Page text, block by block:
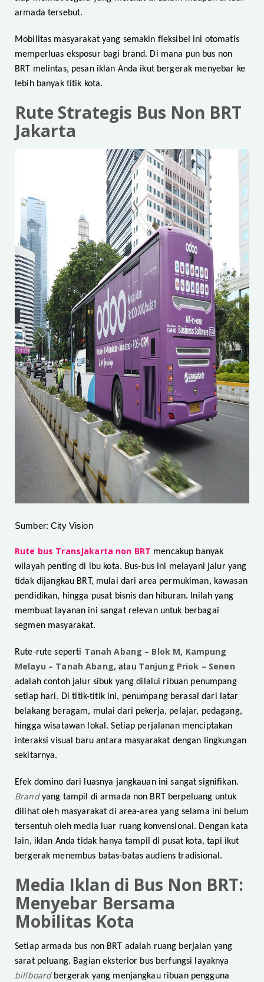
armada tersebut.
Mobilitas masyarakat yang semakin fleksibel ini otomatis
memperluas eksposur bagi brand. Di mana pun bus non
BRT melintas, pesan iklan Anda ikut bergerak menyebar ke
lebih banyak titik kota.
Rute Strategis Bus Non BRT
Jakarta
Sumber: City Vision
Rute bus TransJakarta non BRT mencakup banyak
wilayah penting di ibu kota. Bus-bus ini melayani jalur yang
tidak dijangkau BRT, mulai dari area permukiman, kawasan
pendidikan, hingga pusat bisnis dan hiburan. Inilah yang
membuat layanan ini sangat relevan untuk berbagai
segmen masyarakat.
Rute-rute seperti Tanah Abang – Blok M, Kampung
Melayu – Tanah Abang,atauTanjung Priok – Senen
adalah contoh jalur sibuk yang dilalui ribuan penumpang
setiap hari. Di titik-titik ini, penumpang berasal dari latar
belakang beragam, mulai dari pekerja, pelajar, pedagang,
hingga wisatawan lokal. Setiap perjalanan menciptakan
interaksi visual baru antara masyarakat dengan lingkungan
sekitarnya.
Efek domino dari luasnya jangkauan ini sangat signifikan.
Brandyang tampil di armada non BRT berpeluang untuk
dilihat oleh masyarakat di area-area yang selama ini belum
tersentuh oleh media luar ruang konvensional. Dengan kata
lain, iklan Anda tidak hanya tampil di pusat kota, tapi ikut
bergerak menembus batas-batas audiens tradisional.
Media Iklan di Bus Non BRT:
Menyebar Bersama
Mobilitas Kota
Setiap armada bus non BRT adalah ruang berjalan yang
sarat peluang. Bagian eksterior bus berfungsi layaknya
billboardbergerak yang menjangkau ribuan pengguna